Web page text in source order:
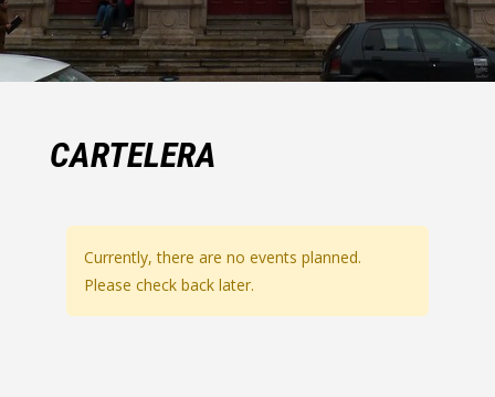
CARTELERA
Currently, there are no events planned.
Please check back later.